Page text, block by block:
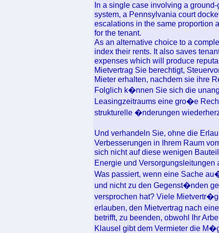
In a single case involving a
system, a Pennsylvania court
escalations in the same proportion
for the tenant.
As an alternative choice to a
index their rents. It also saves
expenses which will produce
Mietvertrag Sie berechtigt,
Mieter erhalten, nachdem sie ihre
Folglich k�nnen Sie sich die
Leasingzeitraums eine gro�e
strukturelle �nderungen
Und verhandeln Sie, ohne die
Verbesserungen in Ihrem Raum
sich nicht auf diese wenigen
Energie und
Was passiert, wenn eine Sache
und nicht zu den Gegenst�nden
versprochen hat? Viele
erlauben, den Mietvertrag nach
betrifft, zu beenden, obwohl Ihr
Klausel gibt dem Vermieter die